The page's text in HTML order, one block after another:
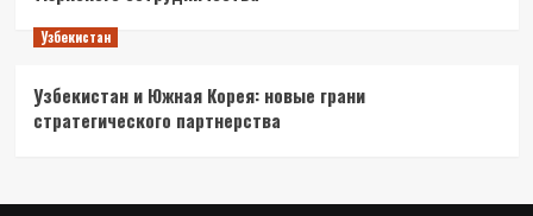
Узбекистан
Узбекистан и Южная Корея: новые грани
стратегического партнерства